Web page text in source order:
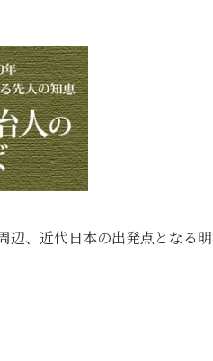
、近代日本の出発点となる